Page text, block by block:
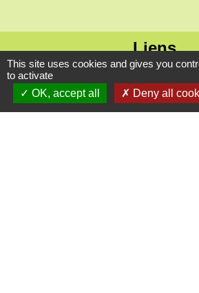
Liens
Oise mobilité
Agence nationale des titres
Villes & villages fleuris
This site uses cookies and gives you
to activate
OK, accept all
Deny all